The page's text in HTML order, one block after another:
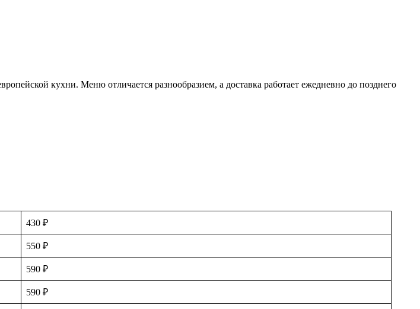
кухни. Меню отличается разнообразием, а доставка работает ежедневно до позднего
430 ₽
550 ₽
590 ₽
590 ₽